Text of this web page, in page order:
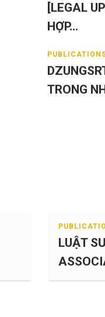
[LEGAL
HỢP...
TRONG
LUẬT